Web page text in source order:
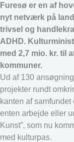
Furesø er en af
nyt netværk på
trivsel og
ADHD.
med 2,7 mio. kr. til
kommuner.
Ud af 130
projekter rundt
kanten af
enten arbejde eller
Kunst”, som nu
med kulturpas.